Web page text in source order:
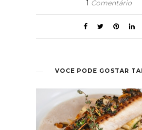
1 Comentário
VOCÊ PODE GOSTAR